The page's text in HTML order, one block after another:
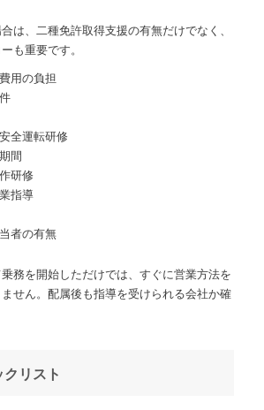
は、二種免許取得支援の有無だけでなく、
も重要です。
用の負担
全運転研修
間
研修
指導
者の有無
務を開始しただけでは、すぐに営業方法を
せん。配属後も指導を受けられる会社か確
リスト